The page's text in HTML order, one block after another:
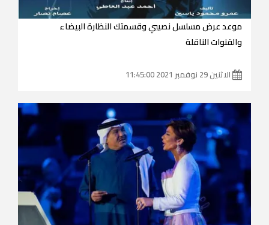
موعد عرض مسلسل نصيبي وقسمتك النظارة البيضاء
والقنوات الناقلة
الاثنين 29 نوفمبر 2021 11:45:00